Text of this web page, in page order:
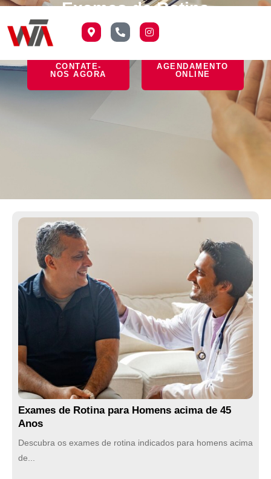
Exames de Rotina
CONTATE-
NOS AGORA
AGENDAMENTO
ONLINE
Exames de Rotina para Homens acima de 45
Anos
Descubra os exames de rotina indicados para homens acima
de...